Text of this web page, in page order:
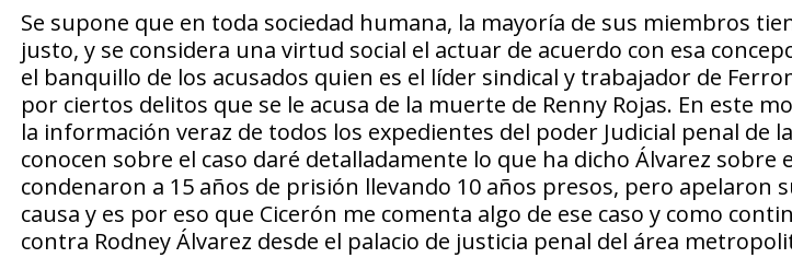
Se supone que en toda sociedad humana, la mayoría de sus miembros
justo, y se considera una virtud social el actuar de acuerdo con esa
el banquillo de los acusados quien es el líder sindical y trabajador de
por ciertos delitos que se le acusa de la muerte de Renny Rojas. En este
la información veraz de todos los expedientes del poder Judicial penal de
conocen sobre el caso daré detalladamente lo que ha dicho Álvarez sobre
condenaron a 15 años de prisión llevando 10 años presos, pero apelaron
causa y es por eso que Cicerón me comenta algo de ese caso y como
contra Rodney Álvarez desde el palacio de justicia penal del área